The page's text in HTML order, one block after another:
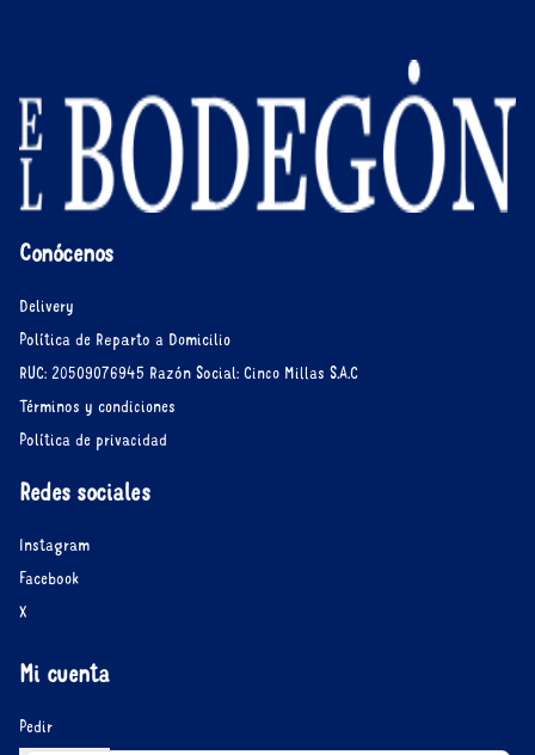
Conócenos
Delivery
Política de Reparto a Domicilio
RUC: 20509076945 Razón Social: Cinco Millas S.A.C
Términos y condiciones
Política de privacidad
Redes sociales
Instagram
Facebook
X
Mi cuenta
Pedir